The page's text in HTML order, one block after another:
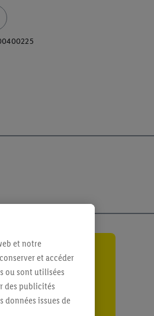
et notre
et accéder
ou sont utilisées
des publicités
données issues de